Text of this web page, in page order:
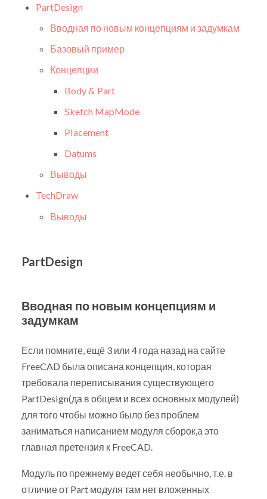
PartDesign
Вводная по новым концепциям и задумкам
Базовый пример
Концепции
Body & Part
Sketch MapMode
Placement
Datums
Выводы
TechDraw
Выводы
PartDesign
Вводная по новым концепциям и
задумкам
Если помните, ещё 3 или 4 года назад на сайте
FreeCAD была описана концепция, которая
требовала переписывания существующего
PartDesign(да в общем и всех основных модулей)
для того чтобы можно было без проблем
заниматься написанием модуля сборок,а это
главная претензия к FreeCAD.
Модуль по прежнему ведет себя необычно, т.е. в
отличие от Part модуля там нет вложенных